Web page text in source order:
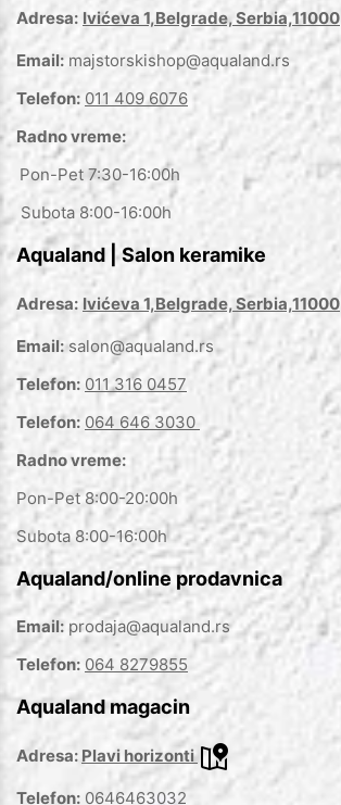
Adresa: Ivićeva 1,Belgrade, Serbia,11000
Email: majstorskishop@aqualand.rs
Telefon: 011 409 6076
Radno vreme:
Pon-Pet 7:30-16:00h
Subota 8:00-16:00h
Aqualand | Salon keramike
Adresa: Ivićeva 1,Belgrade, Serbia,11000
Email: salon@aqualand.rs
Telefon: 011 316 0457
Telefon: 064 646 3030
Radno vreme:
Pon-Pet 8:00-20:00h
Subota 8:00-16:00h
Aqualand/online prodavnica
Email: prodaja@aqualand.rs
Telefon: 064 8279855
Aqualand magacin
Adresa: Plavi horizonti
Telefon: 0646463032